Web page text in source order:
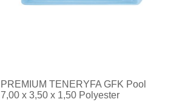
PREMIUM TENERYFA GFK Pool
7,00 x 3,50 x 1,50 Polyester